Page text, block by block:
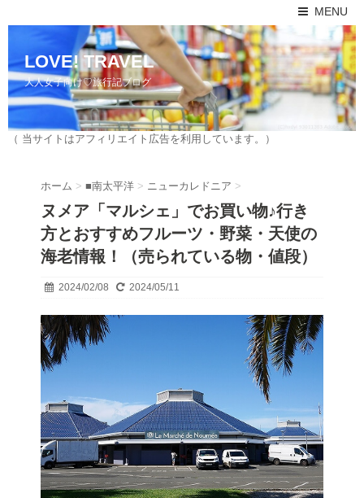
MENU
LOVE! TRAVEL
大人女子向け♡旅行記ブログ
（ 当サイトはアフィリエイト広告を利用しています。）
ホーム > ■南太平洋 > ニューカレドニア >
ヌメア「マルシェ」でお買い物♪行き
方とおすすめフルーツ・野菜・天使の
海老情報！（売られている物・値段）
2024/02/08 2024/05/11